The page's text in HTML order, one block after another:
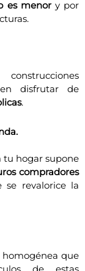
es menory por
disfrutar de
.
tu hogar supone
compradores
se revalorice la
que